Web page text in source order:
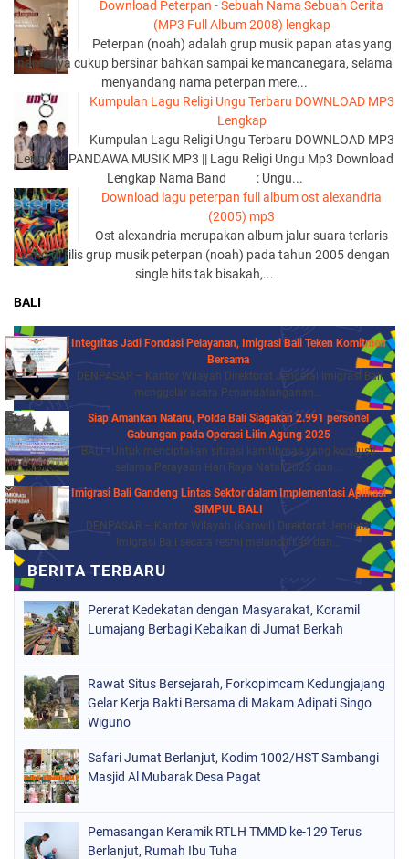
Download Peterpan - Sebuah Nama Sebuah Cerita
(MP3 Full Album 2008) lengkap
Peterpan (noah) adalah grup musik papan atas yang
namanya cukup bersinar bahkan sampai ke mancanegara, selama
menyandang nama peterpan mere...
Kumpulan Lagu Religi Ungu Terbaru DOWNLOAD MP3
Lengkap
Kumpulan Lagu Religi Ungu Terbaru DOWNLOAD MP3
Lengkap PANDAWA MUSIK MP3 || Lagu Religi Ungu Mp3 Download
Lengkap Nama Band : Ungu...
Download lagu peterpan full album ost alexandria
(2005) mp3
Ost alexandria merupakan album jalur suara terlaris
yang di rilis grup musik peterpan (noah) pada tahun 2005 dengan
single hits tak bisakah,...
BALI
Integritas Jadi Fondasi Pelayanan, Imigrasi Bali Teken Komitmen
Bersama
DENPASAR – Kantor Wilayah Direktorat Jenderal Imigrasi Bali
menggelar acara Penandatanganan...
Siap Amankan Nataru, Polda Bali Siagakan 2.991 personel
Gabungan pada Operasi Lilin Agung 2025
BALI - Untuk menciptakan situasi kamtibmas yang kondusif
selama Perayaan Hari Raya Natal 2025 dan...
Imigrasi Bali Gandeng Lintas Sektor dalam Implementasi Aplikasi
SIMPUL BALI
DENPASAR – Kantor Wilayah (Kanwil) Direktorat Jenderal
Imigrasi Bali secara resmi meluncurkan dan...
Pererat Kedekatan dengan Masyarakat, Koramil
Lumajang Berbagi Kebaikan di Jumat Berkah
Rawat Situs Bersejarah, Forkopimcam Kedungjajang
Gelar Kerja Bakti Bersama di Makam Adipati Singo
Wiguno
Safari Jumat Berlanjut, Kodim 1002/HST Sambangi
Masjid Al Mubarak Desa Pagat
Pemasangan Keramik RTLH TMMD ke-129 Terus
Berlanjut, Rumah Ibu Tuha